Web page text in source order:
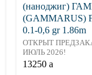
(наноджиг)
(GAMMARUS)
0.1-0,6 gr 1.86m
ОТКРЫТ
ИЮЛЬ 2026!
13250 a